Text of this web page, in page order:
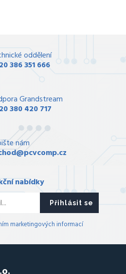
oddělení
386 351 666
Grandstream
380 420 717
nám
nabídky
Přihlásit se
marketingových informací